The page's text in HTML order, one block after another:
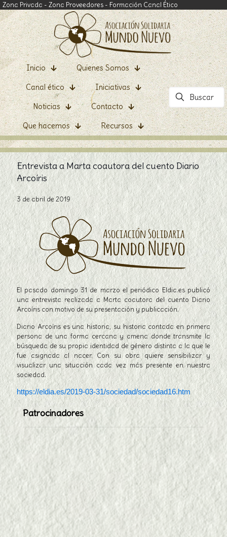
Zona Privada - Zona Proveedores - Formación Canal Ético
Inicio
Quienes Somos
Canal ético
Iniciativas
Noticias
Contacto
Que hacemos
Recursos
Entrevista a Marta coautora del cuento Diario
Arcoíris
3 de abril de 2019
El pasado domingo 31 de marzo el periódico Eldia.es publicó
una entrevista realizada a Marta coautora del cuento Diario
Arcoíris con motivo de su presentación y publicación.
Diario Arcoíris es una historia, su historia contada en primera
persona de una forma cercana y amena donde transmite la
búsqueda de su propia identidad de género distinta a la que le
fue asignada al nacer. Con su obra quiere sensibilizar y
visualizar una situación cada vez más presente en nuestra
sociedad.
https://eldia.es/2019-03-31/sociedad/sociedad16.htm
Patrocinadores